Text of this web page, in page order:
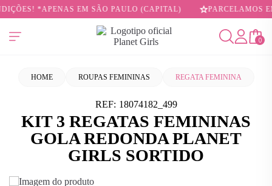
*APENAS EM SÃO PAULO (CAPITAL) PARCELAMOS EM
0
HOME ROUPAS FEMININAS REGATA FEMININA
REF: 18074182_499
KIT 3 REGATAS FEMININAS
GOLA REDONDA PLANET
GIRLS SORTIDO